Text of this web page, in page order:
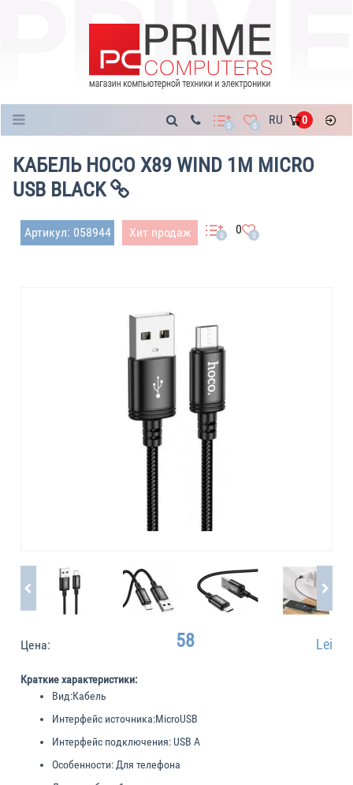
0 0 RU 0
КАБЕЛЬ HOCO X89 WIND 1M MICRO
USB BLACK
Артикул: 058944 Хит продаж 0 0 0
Цена: 58 Lei
Краткие характеристики:
Вид:Кабель
Интерфейс источника:MicroUSB
Интерфейс подключения: USB A
Особенности: Для телефона